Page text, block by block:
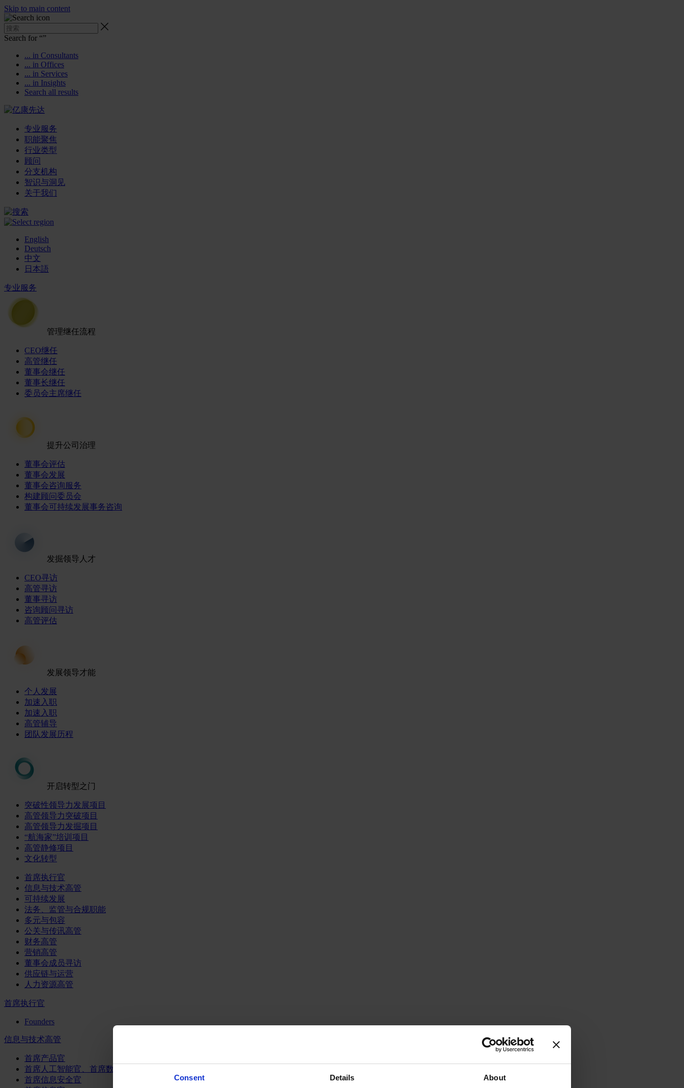
Consent Details About
Skip to main content
Search for “”
... in Consultants
... in Offices
... in Services
... in Insights
Search all results
专业服务
职能聚焦
行业类型
顾问
分支机构
智识与洞见
关于我们
English
Deutsch
中文
日本語
专业服务
管理继任流程
CEO继任
高管继任
董事会继任
董事长继任
委员会主席继任
提升公司治理
董事会评估
董事会发展
董事会咨询服务
构建顾问委员会
董事会可持续发展事务咨询
发掘领导人才
CEO寻访
高管寻访
董事寻访
咨询顾问寻访
高管评估
发展领导才能
个人发展
加速入职
加速入职
高管辅导
团队发展历程
开启转型之门
突破性领导力发展项目
高管领导力突破项目
高管领导力发掘项目
“航海家”培训项目
高管静修项目
文化转型
首席执行官
信息与技术高管
可持续发展
法务、监管与合规职能
多元与包容
公关与传讯高管
财务高管
营销高管
董事会成员寻访
供应链与运营
人力资源高管
首席执行官
Founders
信息与技术高管
首席产品官
首席人工智能官、首席数据官和首席数据解析官
首席信息安全官